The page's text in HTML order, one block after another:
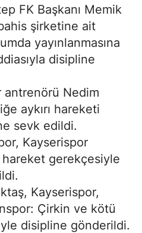
FK Başkanı Memik
bahis şirketine ait
yayınlanmasına
disipline
antrenörü Nedim
aykırı hareketi
sevk edildi.
Kayserispor
hareket gerekçesiyle
Kayserispor,
Çirkin ve kötü
disipline gönderildi.